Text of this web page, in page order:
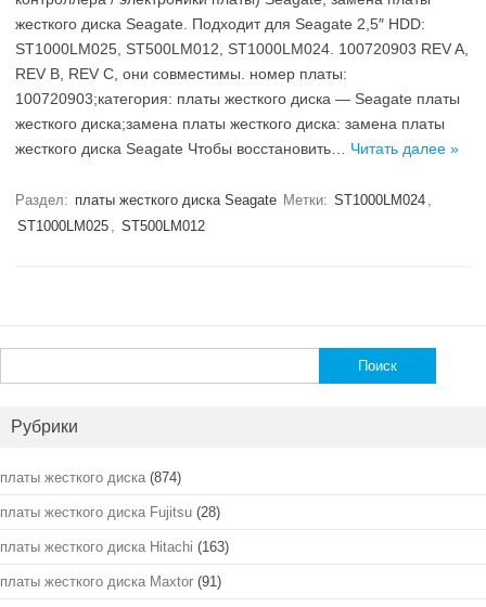
жесткого диска Seagate. Подходит для Seagate 2,5″ HDD:
ST1000LM025, ST500LM012, ST1000LM024. 100720903 REV A,
REV B, REV C, они совместимы. номер платы:
100720903;категория: платы жесткого диска — Seagate платы
жесткого диска;замена платы жесткого диска: замена платы
жесткого диска Seagate Чтобы восстановить… Читать далее »
Раздел: платы жесткого диска Seagate Метки: ST1000LM024 ,
ST1000LM025 , ST500LM012
Рубрики
платы жесткого диска (874)
платы жесткого диска Fujitsu (28)
платы жесткого диска Hitachi (163)
платы жесткого диска Maxtor (91)